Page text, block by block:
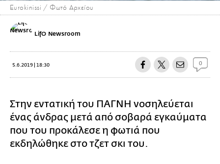
Eurokinissi / Φωτό Αρχείου
LifO Newsroom
5.6.2019 | 18:30 0
Στην εντατική του ΠΑΓΝΗ νοσηλεύεται
ένας άνδρας μετά από σοβαρά εγκαύματα
που του προκάλεσε η φωτιά που
εκδηλώθηκε στο τζετ σκι του.